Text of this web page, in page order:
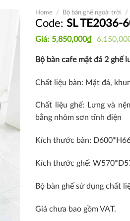
Home / Bộ bàn ghế ngoài trời /
SL TE2036-
Original
was:
6,150,000₫.
5,850,000₫
Current
is:
5,850,000₫.
Bộ bàn cafe mặt đá 2 ghế
Chất liệu bàn: Mặt đá,
Chất liệu ghế: Lưng và
bằng nhôm sơn tĩnh điện
Kích thước bàn:
Kích thước ghế:
Bộ bàn ghế sử dụng chất
Giá chưa bao gồm VAT.